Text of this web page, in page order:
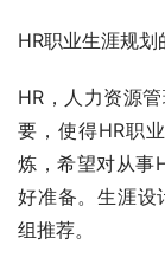
HR职业生涯规
HR，人力资源
要，使得HR职
炼，希望对从事
好准备。生涯设
组推荐。